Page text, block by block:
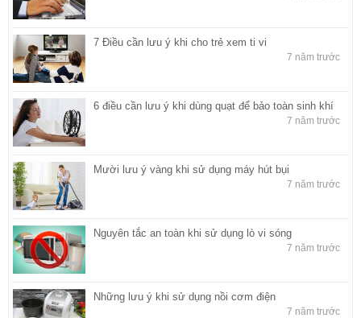
7 Điều cần lưu ý khi cho trẻ xem ti vi
7 năm trước
6 điều cần lưu ý khi dùng quạt để bảo toàn sinh khí
7 năm trước
Mười lưu ý vàng khi sử dụng máy hút bụi
7 năm trước
Nguyên tắc an toàn khi sử dụng lò vi sóng
7 năm trước
Những lưu ý khi sử dụng nồi cơm điện
7 năm trước